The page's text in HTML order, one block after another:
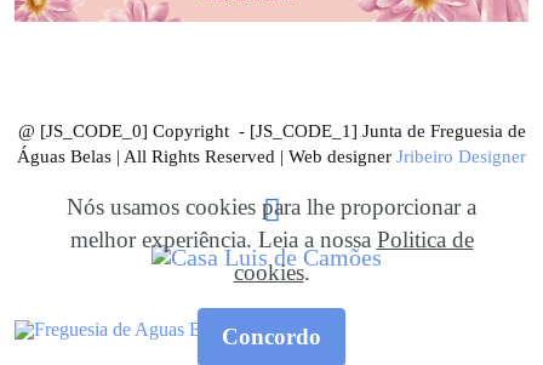
@ [JS_CODE_0] Copyright - [JS_CODE_1] Junta de Freguesia de
Águas Belas | All Rights Reserved | Web designer Jribeiro Designer
Nós usamos cookies para lhe proporcionar a
melhor experiência. Leia a nossa Politica de
cookies.
Concordo